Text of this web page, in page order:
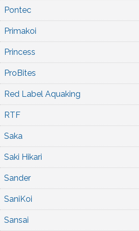
Pontec
Primakoi
Princess
ProBites
Red Label Aquaking
RTF
Saka
Saki Hikari
Sander
SaniKoi
Sansai